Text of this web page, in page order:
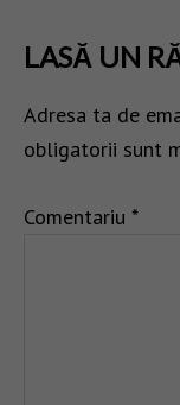
LASĂ UN
Adresa ta de
obligatorii sunt
Comentariu *